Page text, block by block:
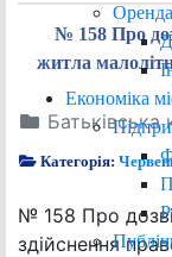
Економіка
№ 158 Про
житла
Батьківська
Категорія:
№ 158 Про
здійснення